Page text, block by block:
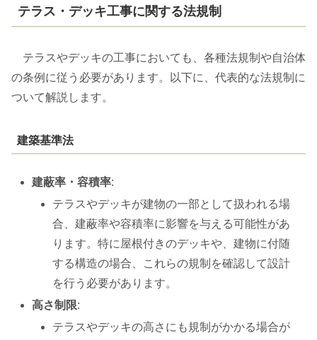
テラス・デッキ工事に関する法規制
テラスやデッキの工事においても、各種法規制や自治体
の条例に従う必要があります。以下に、代表的な法規制に
ついて解説します。
建築基準法
建蔽率・容積率:
テラスやデッキが建物の一部として扱われる場
合、建蔽率や容積率に影響を与える可能性があ
ります。特に屋根付きのデッキや、建物に付随
する構造の場合、これらの規制を確認して設計
を行う必要があります。
高さ制限:
テラスやデッキの高さにも規制がかかる場合が